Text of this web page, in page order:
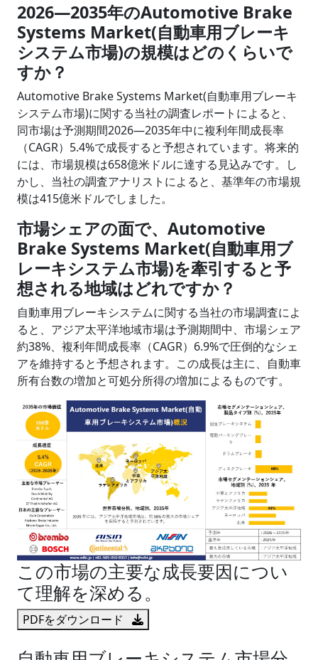
2026―2035年のAutomotive Brake
Systems Market(自動車用ブレーキ
システム市場)の規模はどのくらいで
すか？
Automotive Brake Systems Market(自動車用ブレーキ
システム市場)に関する当社の調査レポートによると、
同市場は予測期間2026―2035年中に複利年間成長率
（CAGR）5.4%で成長すると予想されています。将来的
には、市場規模は658億米ドルに達する見込みです。し
かし、当社の調査アナリストによると、基準年の市場規
模は415億米ドルでしました。
市場シェアの面で、Automotive
Brake Systems Market(自動車用ブ
レーキシステム市場)を牽引すると予
想される地域はどれですか？
自動車用ブレーキシステムに関する当社の市場調査によ
ると、アジア太平洋地域市場は予測期間中、市場シェア
約38%、複利年間成長率（CAGR）6.9%で圧倒的なシェ
アを維持すると予想されます。この成長は主に、自動車
所有台数の増加と可処分所得の増加によるものです。
この市場の主要な成長要因につい
て理解を深める。
PDFをダウンロード